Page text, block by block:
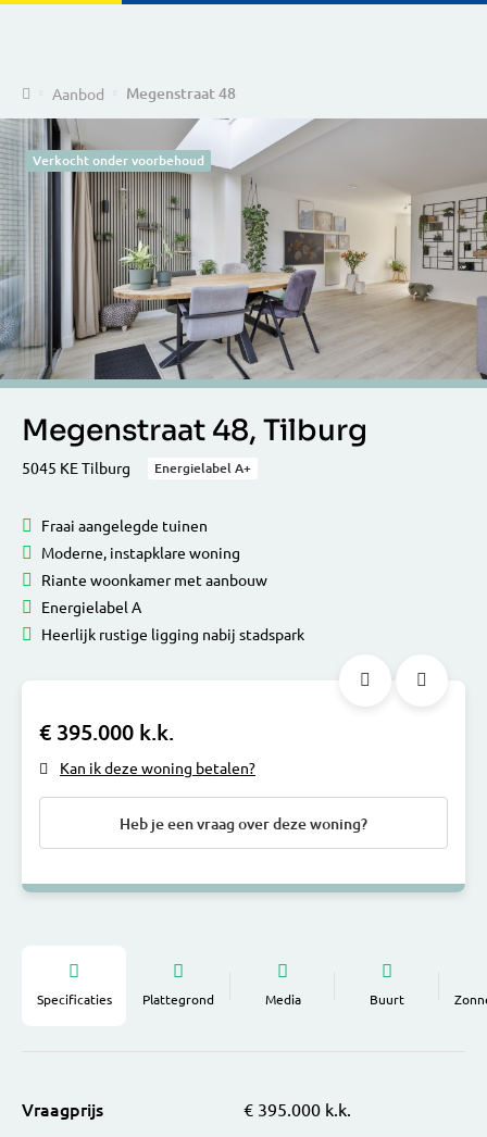
HomeAanbod Megenstraat 48
Verkocht onder voorbehoud
Megenstraat 48, Tilburg
5045 KE Tilburg Energielabel A+
Fraai aangelegde tuinen
Moderne, instapklare woning
Riante woonkamer met aanbouw
Energielabel A
Heerlijk rustige ligging nabij stadspark
€ 395.000 k.k.
Kan ik deze woning betalen?
Heb je een vraag over deze woning?
Specificaties Plattegrond Media Buurt
Vraagprijs € 395.000 k.k.